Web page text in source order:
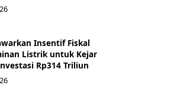
Insentif Fiskal
Listrik untuk Kejar
Rp314 Triliun